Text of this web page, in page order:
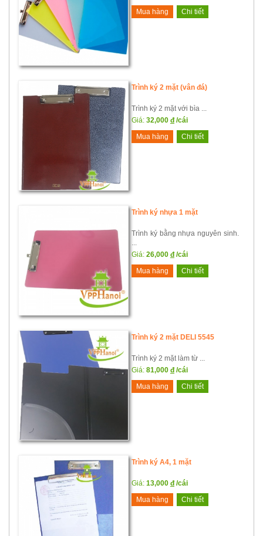
Mua hàng
Chi tiết
Trình ký 2 mặt (vân đá)
Trình ký 2 mặt với bìa ...
Giá: 32,000 đ /cái
Mua hàng
Chi tiết
Trình ký nhựa 1 mặt
Trình ký bằng nhựa nguyên sinh.
...
Giá: 26,000 đ /cái
Mua hàng
Chi tiết
Trình ký 2 mặt DELI 5545
Trình ký 2 mặt làm từ ...
Giá: 81,000 đ /cái
Mua hàng
Chi tiết
Trình ký A4, 1 mặt
Giá: 13,000 đ /cái
Mua hàng
Chi tiết